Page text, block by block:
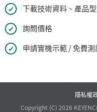
下載技術資料、產品
詢問價格
申請實機示範 / 免費
隱私權
Copyright (C) 2026